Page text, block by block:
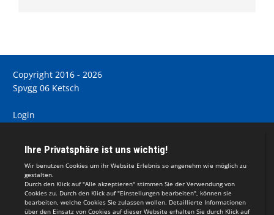
Copyright 2016 - 2026
Spvgg 06 Ketsch
Login
Impressum
Teamsports 2
Dein Sportverein online